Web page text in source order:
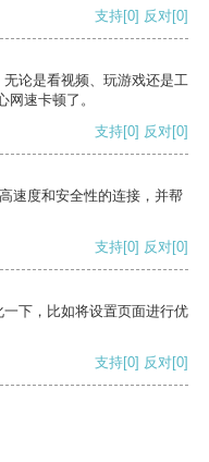
支持[0] 反对[0]
论是看视频、玩游戏还是工
速卡顿了。
支持[0] 反对[0]
速度和安全性的连接，并帮
支持[0] 反对[0]
下，比如将设置页面进行优
支持[0] 反对[0]